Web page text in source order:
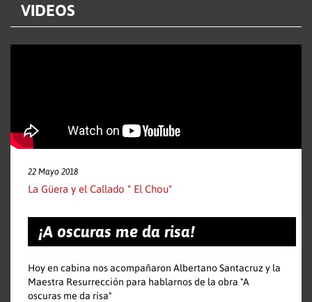
VIDEOS
22 Mayo 2018
La Güera y el Callado " El Chou"
¡A oscuras me da risa!
Hoy en cabina nos acompañaron Albertano Santacruz y la
Maestra Resurrección para hablarnos de la obra "A
oscuras me da risa"